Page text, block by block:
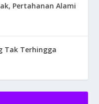
Pertahanan Alami
Tak Terhingga